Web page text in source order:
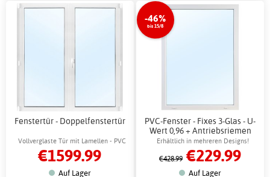
Fenstertür - Doppelfenstertür
Vollverglaste Tür mit Lamellen - PVC
€1599.99
Auf Lager
-46%
bis 15/8
PVC-Fenster - Fixes 3-Glas - U-
Wert 0,96 + Antriebsriemen
Erhältlich in mehreren Designs!
€428.99 €229.99
Auf Lager